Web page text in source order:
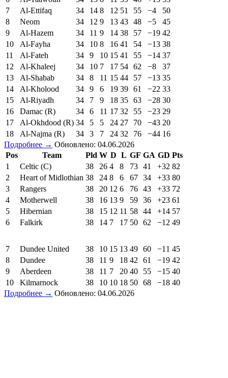
7
Al-Ettifaq 34 14 8 12 51 55 −4
50
8
Neom 34 12 9 13 43 48 −5
45
9
Al-Hazem 34 11 9 14 38 57 −19 42
10
Al-Fayha 34 10 8 16 41 54 −13 38
11
Al-Fateh 34 9 10 15 41 55 −14 37
12
Al-Khaleej 34 10 7 17 54 62 −8
37
13
Al-Shabab 34 8 11 15 44 57 −13 35
14
Al-Kholood 34 9 6 19 39 61 −22 33
15
Al-Riyadh 34 7 9 18 35 63 −28 30
16
Damac (R) 34 6 11 17 32 55 −23 29
17
Al-Okhdood (R) 34 5 5 24 27 70 −43 20
18
Al-Najma (R) 34 3 7 24 32 76 −44 16
Подробнее → Обновлено: 04.06.2026
Pos
Team Pld W D L GF GA GD Pts
1
Celtic (C) 38 26 4 8 73 41 +32 82
2
Heart of Midlothian 38 24 8 6 67 34 +33 80
3
Rangers 38 20 12 6 76 43 +33 72
4
Motherwell 38 16 13 9 59 36 +23 61
5
Hibernian 38 15 12 11 58 44 +14 57
6
Falkirk 38 14 7 17 50 62 −12 49
7 Dundee United 38 10 15 13 49 60 −11 45
8
Dundee 38 11 9 18 42 61 −19 42
9
Aberdeen 38 11 7 20 40 55 −15 40
10
Kilmarnock 38 10 10 18 50 68 −18 40
Подробнее → Обновлено: 04.06.2026